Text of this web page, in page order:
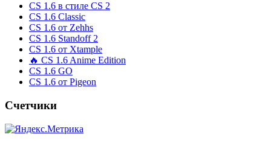
CS 1.6 в стиле CS 2
CS 1.6 Classic
CS 1.6 от Zehhs
CS 1.6 Standoff 2
CS 1.6 от Xtample
🔥 CS 1.6 Anime Edition
CS 1.6 GO
CS 1.6 от Pigeon
Счетчики